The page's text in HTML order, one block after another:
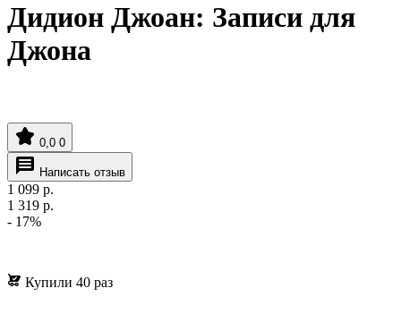
Дидион Джоан: Записи для
Джона
0,0 0
Написать отзыв
1 099 р.
1 319 р.
- 17%
Купили 40 раз